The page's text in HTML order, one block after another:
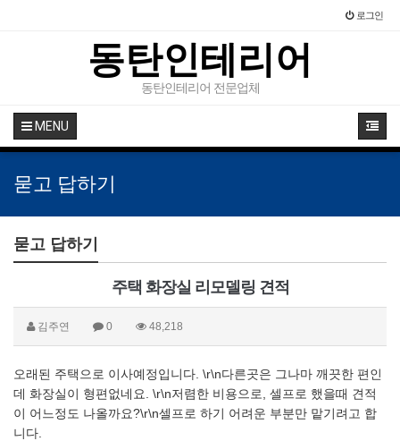
로그인
동탄인테리어
동탄인테리어 전문업체
MENU
묻고 답하기
묻고 답하기
주택 화장실 리모델링 견적
김주연 0 48,218
오래된 주택으로 이사예정입니다. \r\n다른곳은 그나마 깨끗한 편인
데 화장실이 형편없네요. \r\n저렴한 비용으로, 셀프로 했을때 견적
이 어느정도 나올까요?\r\n셀프로 하기 어려운 부분만 맡기려고 합
니다.